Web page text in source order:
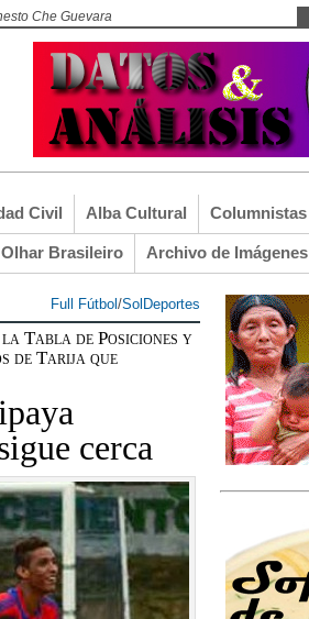
Che Guevara
Civil Alba Cultural Columnistas
Olhar Brasileiro Archivo de Imágenes
Full Fútbol /SolDeportes
Tabla de Posiciones y
de Tarija que
cerca